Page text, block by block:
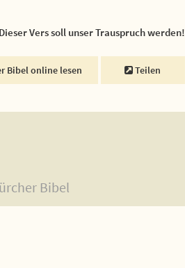
Dieser Vers soll unser Trauspruch werden!
Bibel online lesen Teilen
Bibel